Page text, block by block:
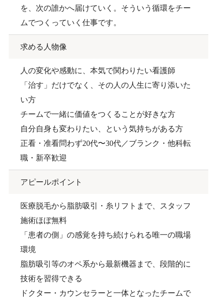
を、次の誰かへ届けていく。そういう循環をチー
ムでつくっていく仕事です。
求める人物像
人の変化や感動に、本気で関わりたい看護師
「治す」だけでなく、その人の人生に寄り添いた
い方
チームで一緒に価値をつくることが好きな方
自分自身も変わりたい、という気持ちがある方
正看・准看問わず20代〜30代／ブランク・他科転
職・新卒歓迎
アピールポイント
医療脱毛から脂肪吸引・糸リフトまで、スタッフ
施術ほぼ無料
「患者の側」の感覚を持ち続けられる唯一の職場
環境
脂肪吸引等のオペ系から最新機器まで、段階的に
技術を習得できる
ドクター・カウンセラーと一体となったチームで